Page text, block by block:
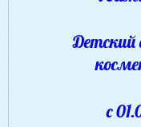
Детский
с